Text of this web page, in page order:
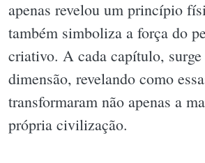
apenas revelou um princípio
também simboliza a força do
criativo. A cada capítulo, surge
dimensão, revelando como
transformaram não apenas a
própria civilização.